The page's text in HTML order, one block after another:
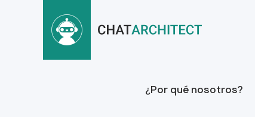
¿Por qué nosotros?